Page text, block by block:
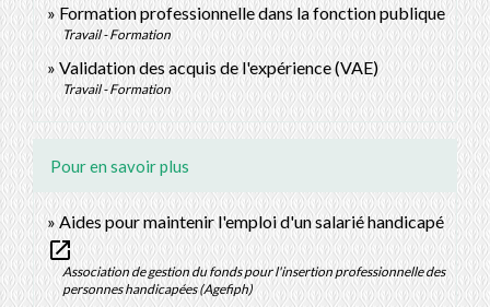
Formation professionnelle dans la fonction publique
Travail - Formation
Validation des acquis de l'expérience (VAE)
Travail - Formation
Pour en savoir plus
Aides pour maintenir l'emploi d'un salarié handicapé
open_in_new
Association de gestion du fonds pour l'insertion professionnelle des
personnes handicapées (Agefiph)